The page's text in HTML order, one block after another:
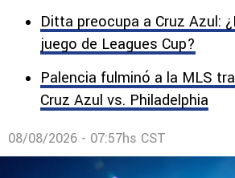
Ditta preocupa a Cruz Azul:
juego de Leagues Cup?
Palencia fulminó a la MLS
Cruz Azul vs. Philadelphia
08/08/2026 - 07:57hs CST